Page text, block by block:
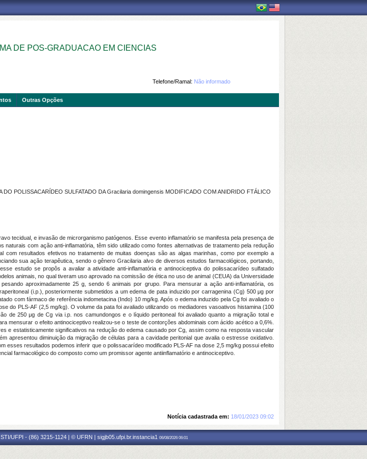
DE POS-GRADUACAO EM CIENCIAS
Telefone/Ramal: Não informado
Outras Opções
POLISSACARÍDEO SULFATADO DA Gracilaria domingensis MODIFICADO COM ANIDRIDO FTÁLICO
tecidual, e invasão de microrganismo patógenos. Esse evento inflamatório se manifesta pela presença de
com ação anti-inflamatória, têm sido utilizado como fontes alternativas de tratamento pela redução
com resultados efetivos no tratamento de muitas doenças são as algas marinhas, como por exemplo a
sua ação terapêutica, sendo o gênero Gracilaria alvo de diversos estudos farmacológicos, portando,
estudo se propôs a avaliar a atividade anti-inflamatória e antinociceptiva do polissacarídeo sulfatado
animais, no qual tiveram uso aprovado na comissão de ética no uso de animal (CEUA) da Universidade
aproximadamente 25 g, sendo 6 animais por grupo. Para mensurar a ação anti-inflamatória, os
(i.p.), posteriormente submetidos a um edema de pata induzido por carragenina (Cg) 500 μg por
com fármaco de referência indometacina (Indo) 10 mg/kg. Após o edema induzido pela Cg foi avaliado o
do PLS-AF (2,5 mg/kg). O volume da pata foi avaliado utilizando os mediadores vasoativos histamina (100
de 250 μg de Cg via i.p. nos camundongos e o líquido peritoneal foi avaliado quanto a migração total e
mensurar o efeito antinociceptivo realizou-se o teste de contorções abdominais com ácido acético a 0,6%.
e estatisticamente significativos na redução do edema causado por Cg, assim como na resposta vascular
apresentou diminuição da migração de células para a cavidade peritonial que avalia o estresse oxidativo.
esses resultados podemos inferir que o polissacarídeo modificado PLS-AF na dose 2,5 mg/kg possui efeito
farmacológico do composto como um promissor agente antiinflamatório e antinociceptivo.
Notícia cadastrada em: 18/01/2023 09:02
UFPI - (86) 3215-1124 | © UFRN | sigjb05.ufpi.br.instancia1 06/08/2026 06:01